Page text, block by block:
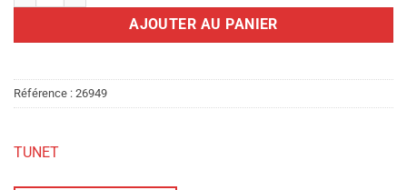
AJOUTER AU PANIER
Référence : 26949
TUNET